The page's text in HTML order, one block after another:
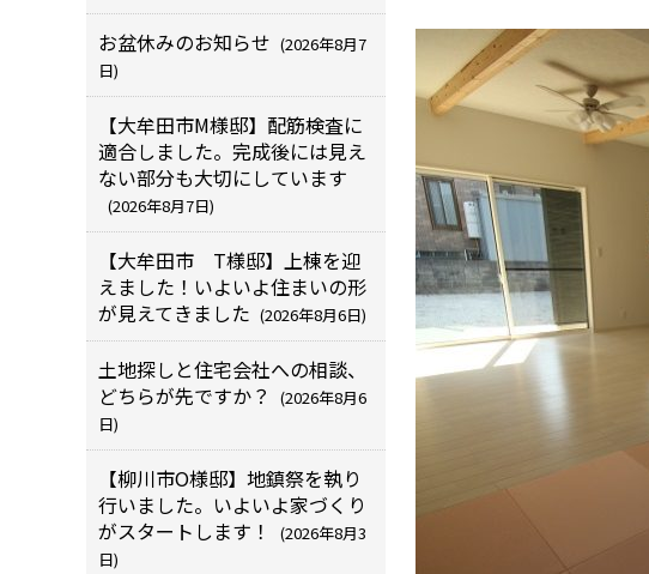
お盆休みのお知らせ (2026年8月7
日)
【大牟田市M様邸】配筋検査に
適合しました。完成後には見え
ない部分も大切にしています
(2026年8月7日)
【大牟田市 T様邸】上棟を迎
えました！いよいよ住まいの形
が見えてきました (2026年8月6日)
土地探しと住宅会社への相談、
どちらが先ですか？
(2026年8月6
日)
【柳川市O様邸】地鎮祭を執り
行いました。いよいよ家づくり
がスタートします！
(2026年8月3
日)